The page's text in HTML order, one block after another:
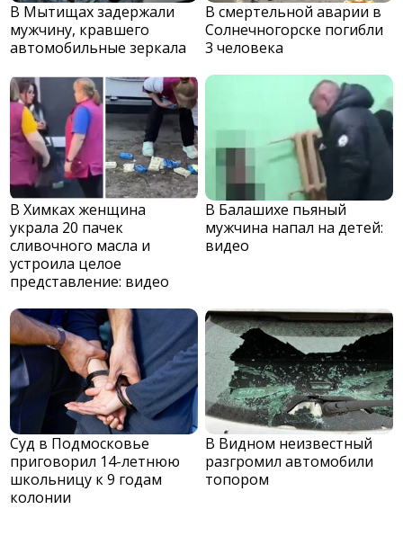
В Мытищах задержали
мужчину, кравшего
автомобильные зеркала
В смертельной аварии в
Солнечногорске погибли
3 человека
В Химках женщина
украла 20 пачек
сливочного масла и
устроила целое
представление: видео
В Балашихе пьяный
мужчина напал на детей:
видео
Суд в Подмосковье
приговорил 14-летнюю
школьницу к 9 годам
колонии
В Видном неизвестный
разгромил автомобили
топором